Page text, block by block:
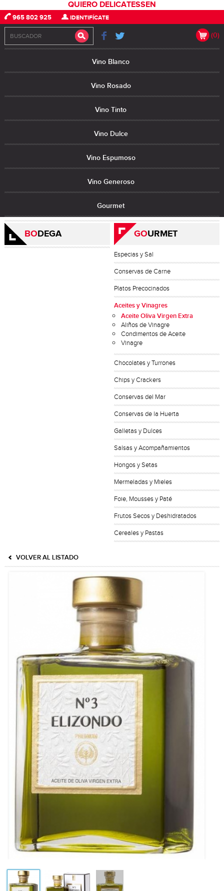
965 802 925 IDENTIFÍCATE
(0)
Vino Blanco
Vino Rosado
Vino Tinto
Vino Dulce
Vino Espumoso
Vino Generoso
Gourmet
QUIERO DELICATESSEN
BODEGA GOURMET
Especias y Sal
Conservas de Carne
Platos Precocinados
Aceites y Vinagres
Aceite Oliva Virgen Extra
Aliños de Vinagre
Condimentos de Aceite
Vinagre
Chocolates y Turrones
Chips y Crackers
Conservas del Mar
Conservas de la Huerta
Galletas y Dulces
Salsas y Acompañamientos
Hongos y Setas
Mermeladas y Mieles
Foie, Mousses y Paté
Frutos Secos y Deshidratados
Cereales y Pastas
VOLVER AL LISTADO